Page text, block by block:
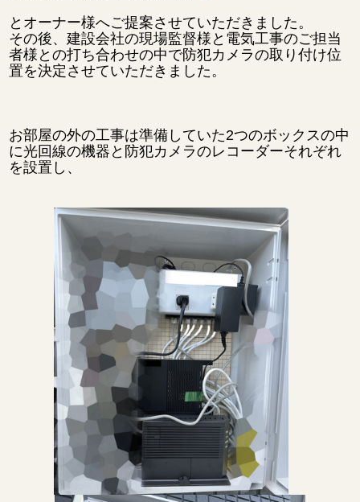
と オーナー様へご提案させていただきました。
その後、建設会社の現場監督様と電気工事のご担当
者様との打ち合わせの中で防犯カメラの取り付け位
置を決定させていただきました。
お部屋の外の工事は準備していた2つのボックスの中
に光回線の機器と防犯カメラのレコーダーそれぞれ
を設置し、